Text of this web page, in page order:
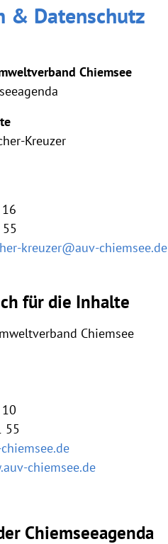
& Datenschutz
Chiemsee
Kreuzer
kreuzer@auv-chiemsee.de
für die Inhalte
Chiemsee
55
chiemsee.de
Chiemseeagenda